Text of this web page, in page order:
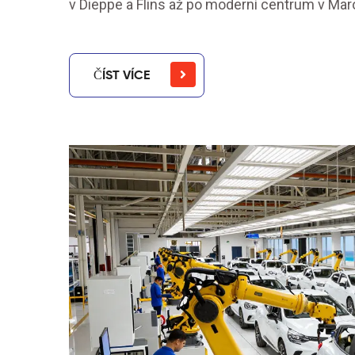
v Dieppe a Flins až po moderní centrum v
ČÍST VÍCE